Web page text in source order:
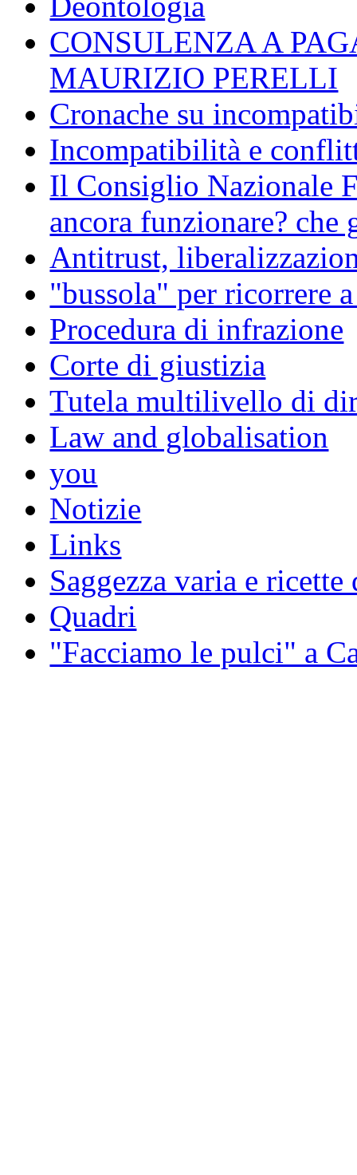
CONSULENZA A
MAURIZIO PERELLI
Cronache su
Incompatibilità e
Il Consiglio Nazionale
ancora funzionare? che
Antitrust,
"bussola" per ricorrere
Procedura di infrazione
Corte di giustizia
Tutela multilivello di
Law and globalisation
you
Notizie
Links
Saggezza varia e
Quadri
"Facciamo le pulci" a